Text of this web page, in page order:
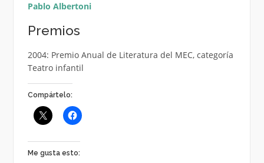
Pablo Albertoni
Premios
2004: Premio Anual de Literatura del MEC, categoría
Teatro infantil
Compártelo:
Me gusta esto: